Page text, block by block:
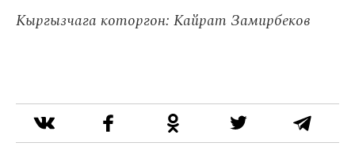
Кыргызчага которгон: Кайрат Замирбеков